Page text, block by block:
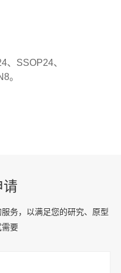
、SSOP24、
。
请
务，以满足您的研究、原型
需要